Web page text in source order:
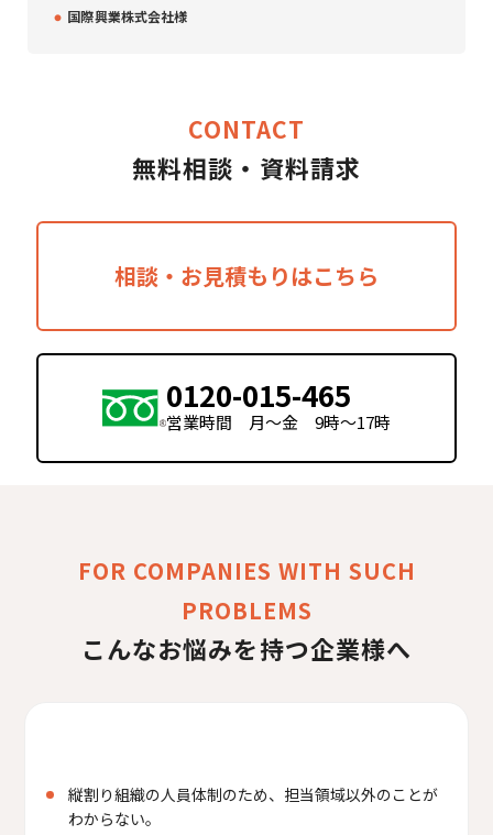
・ 国際興業株式会社様
CONTACT
無料相談・資料請求
相談・お見積もりはこちら
0120-015-465
営業時間 月〜金 9時〜17時
FOR COMPANIES WITH SUCH
PROBLEMS
こんなお悩みを持つ企業様へ
縦割り組織の人員体制のため、担当領域以外のことが
わからない。